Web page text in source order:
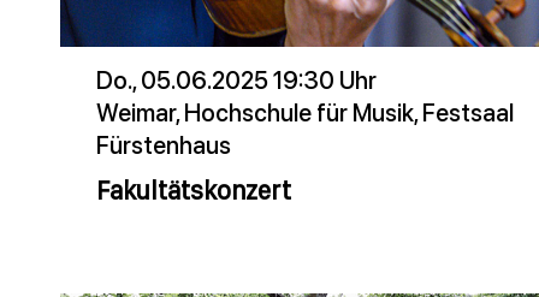
Do., 05.06.2025 19:30 Uhr
Weimar, Hochschule für Musik, Festsaal
Fürstenhaus
Fakultätskonzert